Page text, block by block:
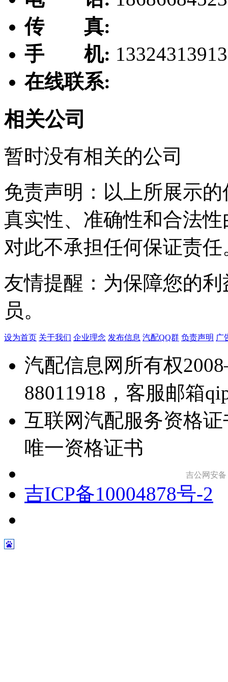
传 真:
手 机: 13324313913
在线联系:
相关公司
暂时没有相关的公司
免责声明：以上所展示
真实性、准确性和合法
对此不承担任何保证责任
友情提醒：为保障您的
员。
设为首页 关于我们 企业理念 发布信息 汽配QQ群 负责声明 广
汽配信息网所有权
88011918，客服邮箱
互联网汽配服务资格
唯一资格证书
吉公网安备
吉ICP备10004878号-2